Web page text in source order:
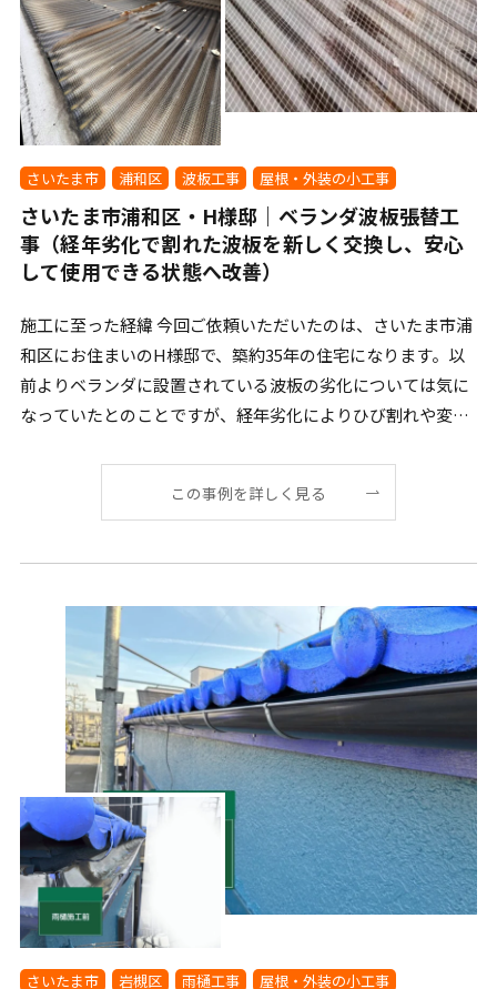
さいたま市 浦和区 波板工事 屋根・外装の小工事
さいたま市浦和区・H様邸｜ベランダ波板張替工
事（経年劣化で割れた波板を新しく交換し、安心
して使用できる状態へ改善）
施工に至った経緯 今回ご依頼いただいたのは、さいたま市浦
和区にお住まいのH様邸で、築約35年の住宅になります。以
前よりベランダに設置されている波板の劣化については気に
なっていたとのことですが、経年劣化によりひび割れや変色
この事例を詳しく見る
さいたま市 岩槻区 雨樋工事 屋根・外装の小工事